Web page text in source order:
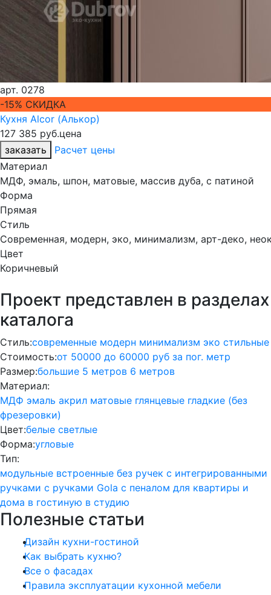
арт. 0278
-15% СКИДКА
Кухня Alcor (Алькор)
127 385 руб.цена
заказать
Расчет цены
Материал
МДФ, эмаль, шпон, матовые, массив дуба, с патиной
Форма
Прямая
Стиль
Современная, модерн, эко, минимализм, арт-деко,
Цвет
Коричневый
Проект представлен в разделах
каталога
Стиль:современные модерн минимализм эко стильные
Стоимость:от 50000 до 60000 руб за пог. метр
Размер:большие 5 метров 6 метров
Материал:
МДФ эмаль акрил матовые глянцевые гладкие (без
фрезеровки)
Цвет:белые светлые
Форма:угловые
Тип:
модульные встроенные без ручек с интегрированными
ручками с ручками Gola с пеналом для квартиры и
дома в гостиную в студию
Полезные статьи
Дизайн кухни-гостиной
Как выбрать кухню?
Все о фасадах
Правила эксплуатации кухонной мебели